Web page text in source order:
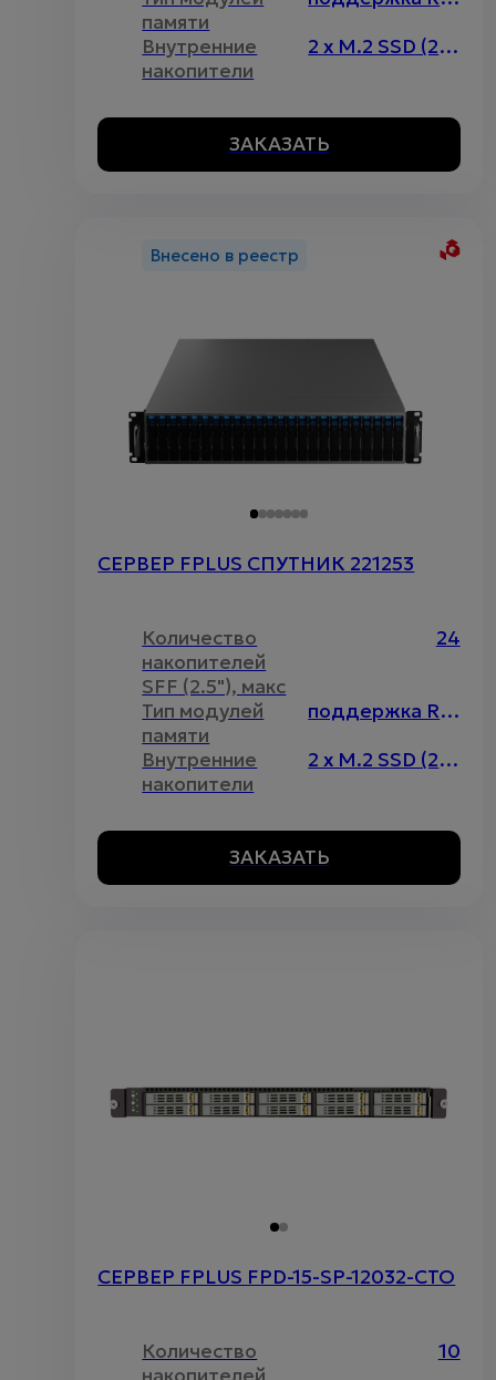
памяти
Внутренние
накопители
2 x M.2 SSD (2280)
ЗАКАЗАТЬ
Внесено в реестр
СЕРВЕР FPLUS СПУТНИК 221253
Количество
накопителей
SFF (2.5"), макс
24
Тип модулей
памяти
поддержка RDIMM\LRDIMM, максимальный объём до 4096Гб
Внутренние
накопители
2 x M.2 SSD (2280)
ЗАКАЗАТЬ
СЕРВЕР FPLUS FPD-15-SP-12032-CTO
Количество
10